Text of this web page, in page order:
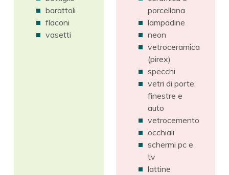
barattoli
flaconi
vasetti
porcellana
lampadine
neon
vetroceramica
(pirex)
specchi
vetri di porte,
finestre e
auto
vetrocemento
occhiali
schermi pc e
tv
lattine